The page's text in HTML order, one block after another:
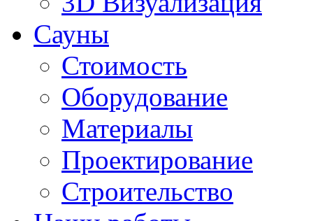
Сауны
Стоимость
Оборудование
Материалы
Проектирование
Строительство